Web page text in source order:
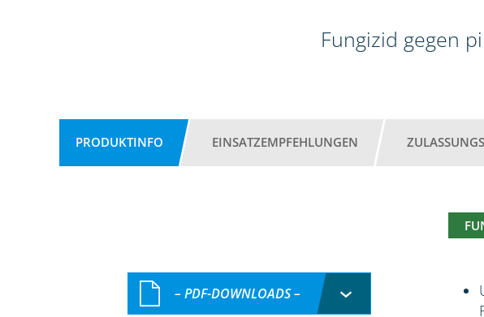
Fungizid gegen
PRODUKTINFO EINSATZEMPFEHLUNGEN
– PDF-DOWNLOADS –